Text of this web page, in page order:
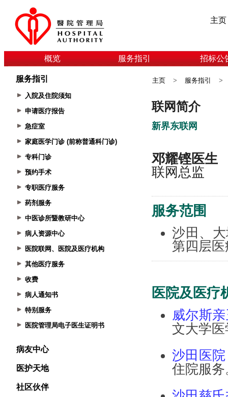
主页
概览 服务指引 招标公
服务指引
入院及住院须知
申请医疗报告
急症室
家庭医学门诊 (前称普通科门诊)
专科门诊
预约手术
专职医疗服务
药剂服务
中医诊所暨教研中心
病人资源中心
医院联网、医院及医疗机构
其他医疗服务
收费
病人通知书
特别服务
医院管理局电子医生证明书
病友中心
医护天地
社区伙伴
主页 > 服务指引 >